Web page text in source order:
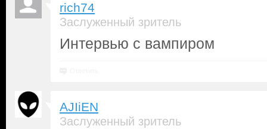
rich74
Заслуженный зритель
Интервью с вампиром
AJIiEN
Заслуженный зритель